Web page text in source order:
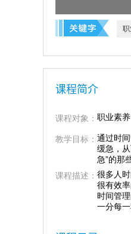
课程简介
课程对象： 职业素
教学目标： 通过时
缓急，
急”的那
课程描述： 很多人
很有效
时间管
一分每